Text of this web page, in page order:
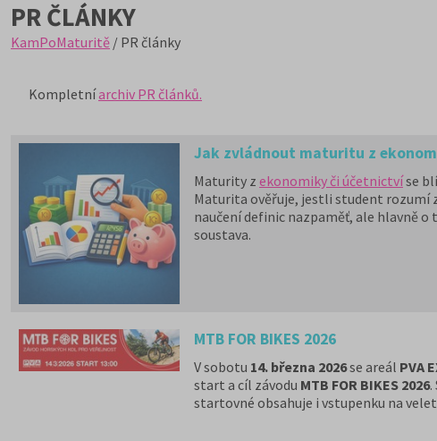
PR ČLÁNKY
KamPoMaturitě / PR články
Kompletníarchiv PR článků.
Jak zvládnout maturitu z
Maturity z ekonomiky či účetnictvíse
Maturita ověřuje, jestli student rozumí
naučení definic nazpaměť, ale hlavně
soustava.
MTB FOR BIKES 2026
V sobotu 14. března 2026se areál PVA
start a cíl závodu MTB FOR BIKES 2026.
startovné obsahuje i vstupenku na